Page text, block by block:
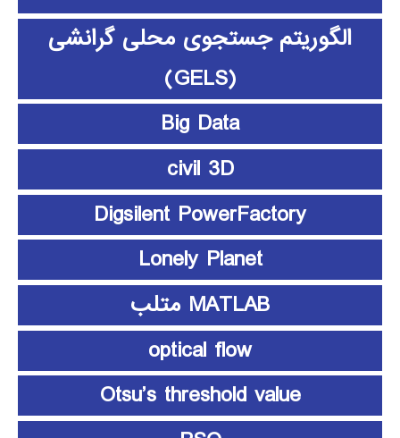
الگوریتم جستجوی محلی گرانشی
(GELS)
Big Data
civil 3D
Digsilent PowerFactory
Lonely Planet
MATLAB متلب
optical flow
Otsu’s threshold value